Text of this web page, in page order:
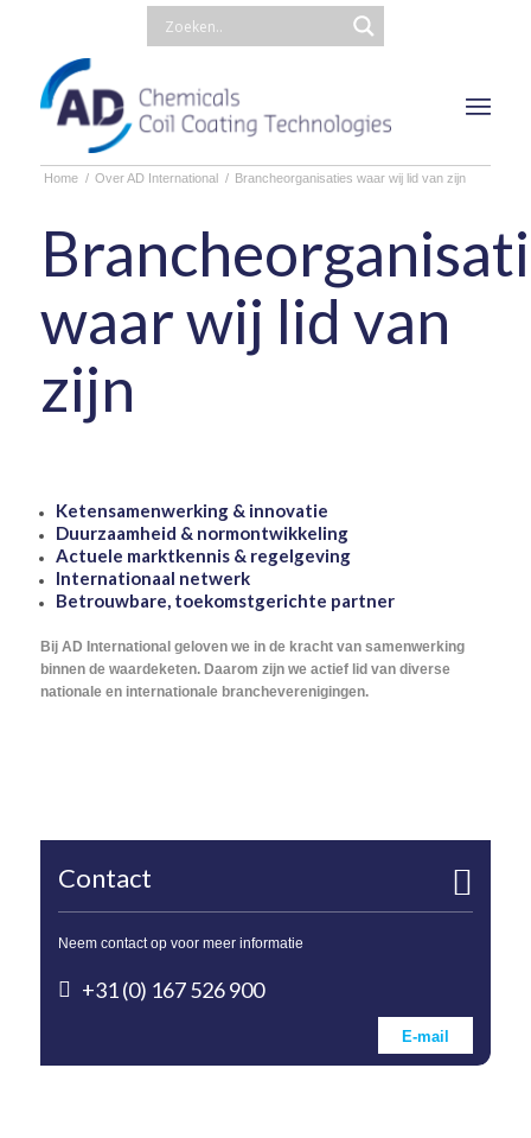
Home / Over AD International / Brancheorganisaties waar wij lid van zijn
waar wij lid van
zijn
Ketensamenwerking & innovatie
Duurzaamheid & normontwikkeling
Actuele marktkennis & regelgeving
Internationaal netwerk
Betrouwbare, toekomstgerichte partner
Bij AD International geloven we in de kracht van samenwerking
binnen de waardeketen. Daarom zijn we actief lid van diverse
nationale en internationale brancheverenigingen.
Contact
Neem contact op voor meer informatie
+31 (0) 167 526 900
E-mail